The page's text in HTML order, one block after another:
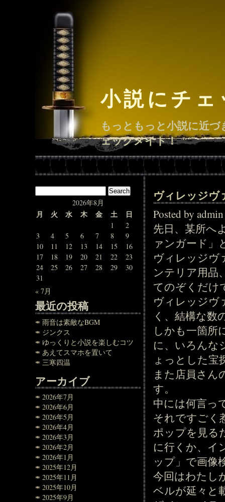
小説にチ
もっともっと小説に近
ェックメイト！
2026年8月
月 火 水 木 金 土 日
1
2
3
4 5 6 7 8
9
10
11 12 13 14 15
16
17
18 19 20 21 22
23
24
25 26 27 28 29
30
31
« 7月
最近の投稿
雨音は素敵なBGM
ジンクス
ゆっくりと小説を楽しむコツ
あえてスマホを置いて
三寒四温
アーカイブ
2026年7月
2026年6月
2026年5月
2026年4月
2026年3月
2026年2月
2026年1月
2025年12月
2025年11月
2025年10月
2025年9月
ヴィレッジヴ
Posted by
先日、某所へ
ァンガード」
ヴィレッジヴ
ンテリア用品
てのぞくだけ
ヴィレッジヴ
く、結構な数
しかも一箇所
に、いろんな
ょっとした宝
また店員さん
す。
中には何言っ
それですごく
ポップを見る
に行くか、
ップ」で画像
今回はわたし
ベルが延々と